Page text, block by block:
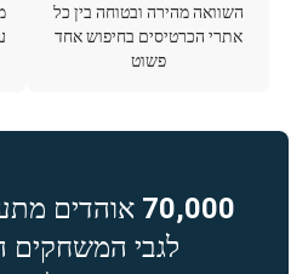
השוואה מהירה ובטוחה בין כל
אתרי הכרטיסים בחיפוש אחד
פשוט
70,000 אוהדים
לגבי המשחקים